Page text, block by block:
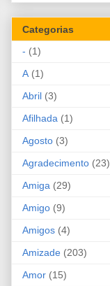
Categorias
- (1)
A (1)
Abril (3)
Afilhada (1)
Agosto (3)
Agradecimento (23)
Amiga (29)
Amigo (9)
Amigos (4)
Amizade (203)
Amor (15)